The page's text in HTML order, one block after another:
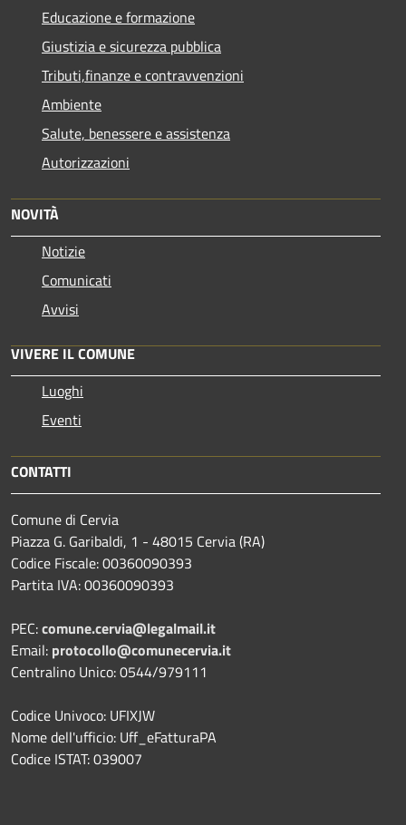
Educazione e formazione
Giustizia e sicurezza pubblica
Tributi,finanze e contravvenzioni
Ambiente
Salute, benessere e assistenza
Autorizzazioni
NOVITÀ
Notizie
Comunicati
Avvisi
VIVERE IL COMUNE
Luoghi
Eventi
CONTATTI
Comune di Cervia
Piazza G. Garibaldi, 1 - 48015 Cervia (RA)
Codice Fiscale: 00360090393
Partita IVA: 00360090393
PEC:comune.cervia@legalmail.it
Email: protocollo@comunecervia.it
Centralino Unico: 0544/979111
Codice Univoco: UFIXJW
Nome dell'ufficio: Uff_eFatturaPA
Codice ISTAT: 039007